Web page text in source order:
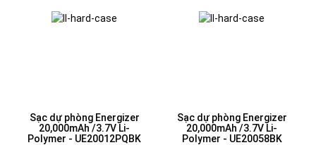
Sạc dự phòng Energizer
20,000mAh /3.7V Li-
Polymer - UE20012PQBK
Sạc dự phòng Energizer
20,000mAh /3.7V Li-
Polymer - UE20058BK